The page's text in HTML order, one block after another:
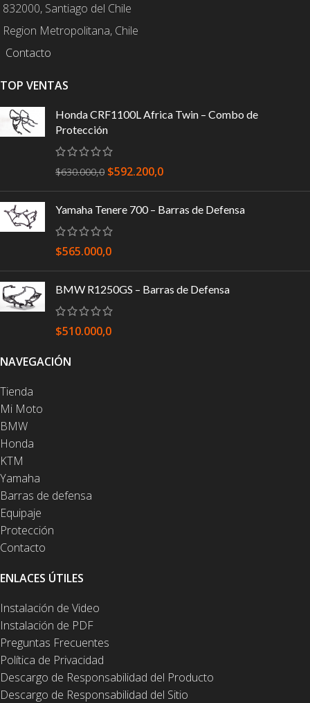
832000, Santiago del Chile
Region Metropolitana, Chile
Contacto
TOP VENTAS
Honda CRF1100L Africa Twin – Combo de
Protección
$630.000,0 $592.200,0
Yamaha Tenere 700 – Barras de Defensa
$565.000,0
BMW R1250GS – Barras de Defensa
$510.000,0
NAVEGACIÓN
Tienda
Mi Moto
BMW
Honda
KTM
Yamaha
Barras de defensa
Equipaje
Protección
Contacto
ENLACES ÚTILES
Instalación de Video
Instalación de PDF
Preguntas Frecuentes
Política de Privacidad
Descargo de Responsabilidad del Producto
Descargo de Responsabilidad del Sitio